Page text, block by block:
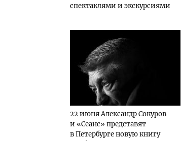
спектаклями и экскурсиями
22 июня Александр Сокуров
и «Сеанс» представят
в Петербурге новую книгу